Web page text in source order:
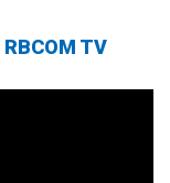
RBCOM TV